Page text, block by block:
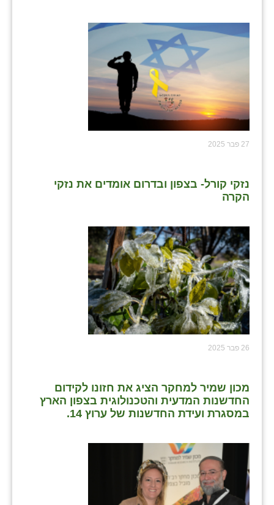
27 פבר 2025
נזקי קורל- בצפון ובדרום אומדים את נזקי
הקרה
26 פבר 2025
מכון שמיר למחקר הציג את חזונו לקידום
החדשנות המדעית והטכנולוגית בצפון הארץ
במסגרת ועידת החדשנות של ערוץ 14.